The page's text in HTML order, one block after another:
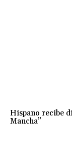
Hispano recibe
Mancha”